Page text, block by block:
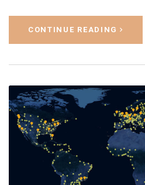
CONTINUE READING